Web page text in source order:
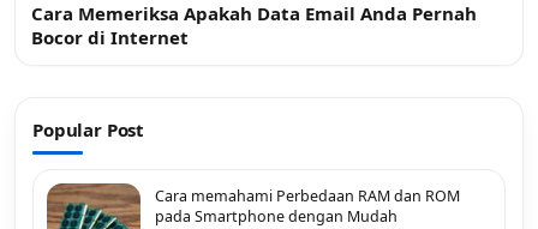
Cara Memeriksa Apakah Data Email Anda Pernah
Bocor di Internet
Popular Post
Cara memahami Perbedaan RAM dan ROM
pada Smartphone dengan Mudah